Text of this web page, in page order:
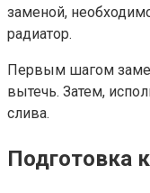
заменой,
радиатор.
Первым шагом
вытечь. Затем,
слива.
Подготовка